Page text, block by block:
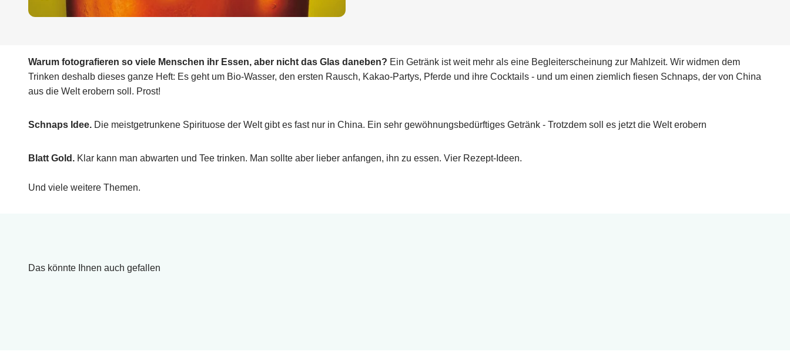
Warum fotografieren so viele Menschen ihr Essen, aber nicht das Glas daneben? Ein Getränk ist weit mehr als eine Begleit­erscheinung zur Mahlzeit. Wir widmen dem
Trinken deshalb dieses ganze Heft: Es geht um Bio-Wasser, den ersten Rausch, Kakao-Partys, Pferde und ihre Cocktails - und um einen ziemlich fiesen Schnaps, der von China
aus die Welt erobern soll. Prost!
Schnaps Idee. Die meist­getrunkene Spirituose der Welt gibt es fast nur in China. Ein sehr gewöhnungs­bedürftiges Getränk - Trotzdem soll es jetzt die Welt erobern
Blatt Gold. Klar kann man abwarten und Tee trinken. Man sollte aber lieber anfangen, ihn zu essen. Vier Rezept-Ideen.
Und viele weitere Themen.
Das könnte Ihnen auch gefallen